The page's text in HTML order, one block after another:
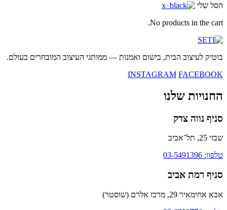
הסל שלי
No products in the cart.
בוטיק לעיצוב הבית, בישום ואמנות — ממותגי העיצוב המובחרים בעולם.
INSTAGRAM FACEBOOK
החנויות שלנו
סניף נווה צדק
שבזי 25, תל־אביב
טלפון: 03-5491396
סניף רמת אביב
אבא אחימאיר 29, מרכז אלרם (שוסטר)